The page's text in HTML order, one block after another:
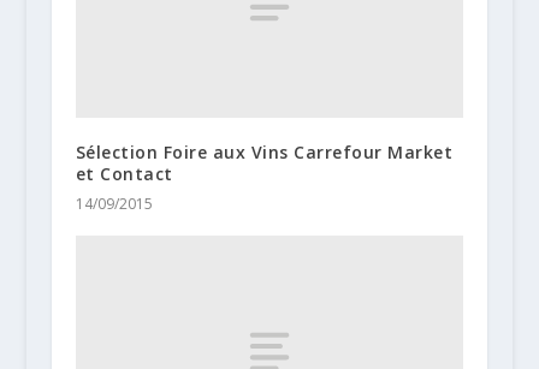
Sélection Foire aux Vins Carrefour Market
et Contact
14/09/2015